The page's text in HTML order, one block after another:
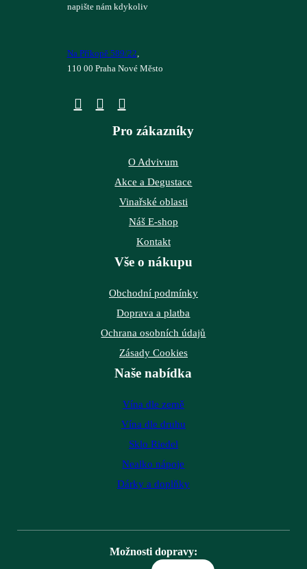
napište nám kdykoliv
Na Příkopě 589/22
110 00 Praha Nové Město
Pro zákazníky
O Advivum
Akce a Degustace
Vinařské oblasti
Náš E-shop
Kontakt
Vše o nákupu
Obchodní podmínky
Doprava a platba
Ochrana osobních údajů
Zásady Cookies
Naše nabídka
Vína dle země
Vína dle druhu
Sklo Riedel
Nealko nápoje
Dárky a doplňky
Možnosti dopravy: